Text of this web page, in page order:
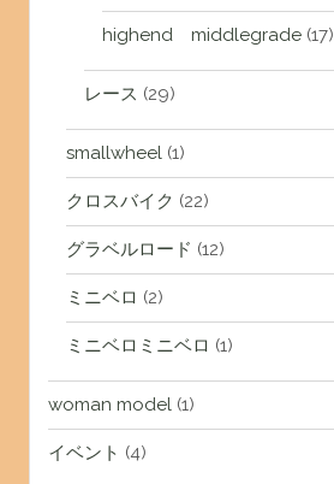
highend middlegrade(17)
レース (29)
smallwheel(1)
クロスバイク (22)
グラベルロード (12)
ミニベロ (2)
ミニベロミニベロ (1)
woman model(1)
イベント (4)